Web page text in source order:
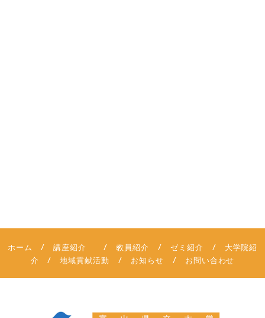
ホーム /講座紹介 /教員紹介 / ゼミ紹介 /
大学院紹
介 /地域貢献活動 / お知らせ / お問い合わせ